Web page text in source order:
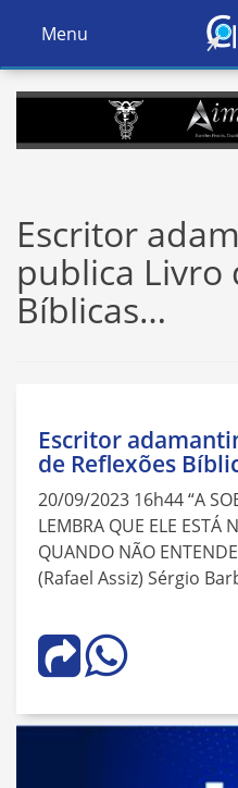
Ativar
Navegação
Menu
Escritor
publica Livro
Bíblicas…
Escritor
de Reflexões
20/09/2023 16h44 “A
LEMBRA QUE ELE ESTÁ
QUANDO NÃO
(Rafael Assiz) Sérgio